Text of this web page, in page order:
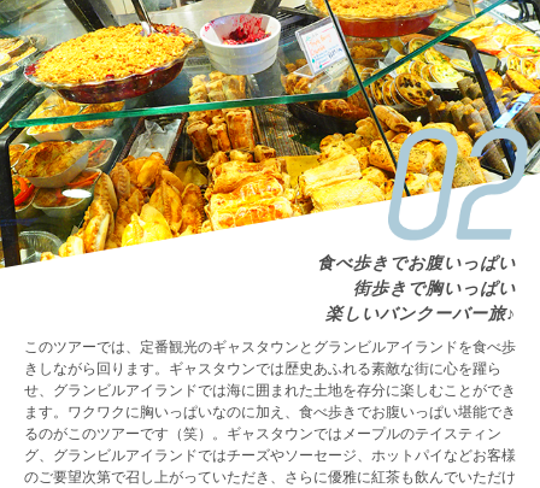
食べ歩きでお腹いっぱい
街歩きで胸いっぱい
楽しいバンクーバー旅♪
このツアーでは、定番観光のギャスタウンとグランビルアイランドを食べ歩
きしながら回ります。ギャスタウンでは歴史あふれる素敵な街に心を躍ら
せ、グランビルアイランドでは海に囲まれた土地を存分に楽しむことができ
ます。ワクワクに胸いっぱいなのに加え、食べ歩きでお腹いっぱい堪能でき
るのがこのツアーです（笑）。ギャスタウンではメープルのテイスティン
グ、グランビルアイランドではチーズやソーセージ、ホットパイなどお客様
のご要望次第で召し上がっていただき、さらに優雅に紅茶も飲んでいただけ